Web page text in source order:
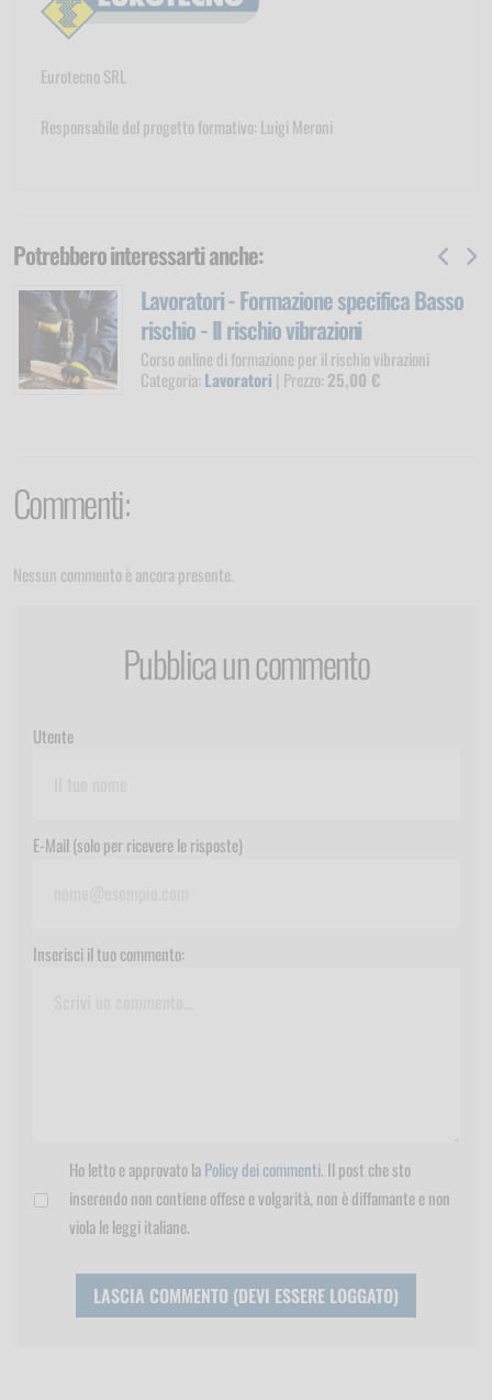
Eurotecno SRL
Responsabile del progetto formativo: Luigi Meroni
Potrebbero interessarti anche:
Lavoratori - Formazione specifica Basso
rischio - Il rischio vibrazioni
Corso online di formazione per il rischio vibrazioni
Categoria: Lavoratori | Prezzo: 25,00 €
Commenti:
Nessun commento è ancora presente.
Pubblica un commento
Utente
E-Mail (solo per ricevere le risposte)
Inserisci il tuo commento:
Ho letto e approvato laPolicy dei commenti. Il post che sto
inserendo non contiene offese e volgarità, non è diffamante e non
viola le leggi italiane.